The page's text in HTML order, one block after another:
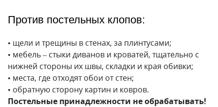
Против постельных клопов:
• щели и трещины в стенах, за плинтусами;
• мебель – стыки диванов и кроватей, тщательно с
нижней стороны их швы, складки и края обивки;
• места, где отходят обои от стен;
• обратную сторону картин и ковров.
Постельные принадлежности не обрабатывать!